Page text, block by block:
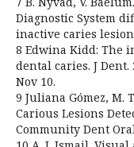
Diagnostic System
inactive caries
8 Edwina Kidd: The
dental caries. J Dent.
Nov 10.
9 Juliana Gómez, M.
Carious Lesions
Community Dent